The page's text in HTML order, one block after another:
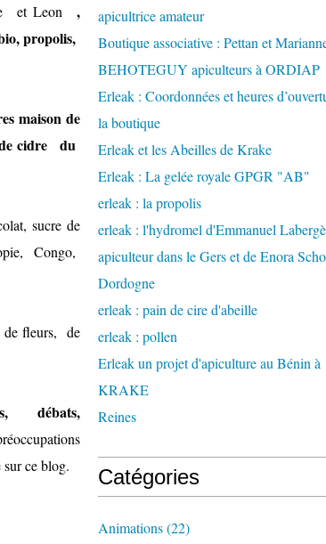
et Leon ,
propolis,
maison de
de cidre du
sucre de
Congo,
de fleurs, de
débats,
sur ce blog.
apicultrice amateur
Boutique associative : Pettan et
BEHOTEGUY apiculteurs à ORDIAP
Erleak : Coordonnées et heures
la boutique
Erleak et les Abeilles de Krake
Erleak : La gelée royale GPGR "AB"
erleak : la propolis
erleak : l'hydromel d'Emmanuel
apiculteur dans le Gers et de Enora
Dordogne
erleak : pain de cire d'abeille
erleak : pollen
Erleak un projet d'apiculture au Bénin à
KRAKE
Reines
Catégories
Animations(22)